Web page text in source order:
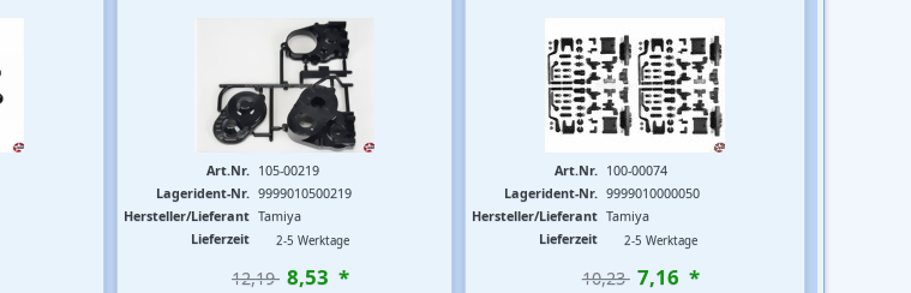
Art.Nr. 105-00219
Lagerident-Nr. 9999010500219
Hersteller/Lieferant Tamiya
Lieferzeit
2-5 Werktage
12,19  8,53 *
Art.Nr. 100-00074
Lagerident-Nr. 9999010000050
Hersteller/Lieferant Tamiya
Lieferzeit
2-5 Werktage
10,23  7,16 *